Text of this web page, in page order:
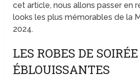
cet article, nous allons passer en
looks les plus mémorables de la
2024.
LES ROBES DE SOIRÉE
ÉBLOUISSANTES